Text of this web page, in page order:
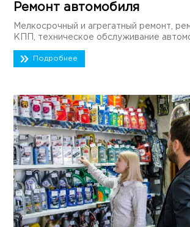
Ремонт автомобиля
Мелкосрочный и агрегатный ремонт,
КПП, техническое обслуживание
Подробнее